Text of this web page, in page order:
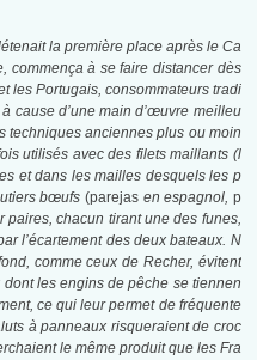
la première place après le Ca
commença à se faire distancer dès
les Portugais, consommateurs tradi
cause d’une main d’œuvre meilleu
techniques anciennes plus ou moin
utilisés avec des filets maillants (l
et dans les mailles desquels les p
bœufs (parejas en espagnol, p
chacun tirant une des funes,
l’écartement des deux bateaux. N
comme ceux de Recher, évitent
les engins de pêche se tiennen
ce qui leur permet de fréquente
à panneaux risqueraient de croc
le même produit que les Fra